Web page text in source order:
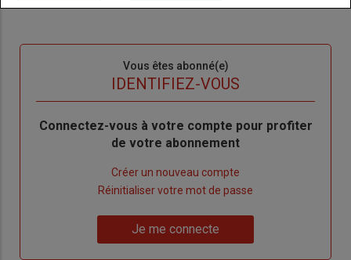
Vous êtes abonné(e)
IDENTIFIEZ-VOUS
Body
Connectez-vous à votre compte pour profiter
de votre abonnement
Créer un nouveau compte
Réinitialiser votre mot de passe
Je me connecte